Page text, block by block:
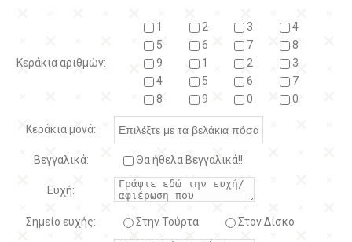
Κεράκια αριθμών:
1 2 3
4
5
6 7
8
9
1 2
3
4
5 6
7
8
9 0 0
Κεράκια μονά:
Βεγγαλικά: Θα ήθελα Βεγγαλικά!!
Ευχή:
Σημείο ευχής: Στην Τούρτα Στον Δίσκο